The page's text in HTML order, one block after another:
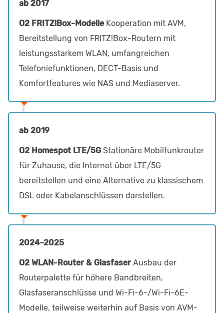
ab 2017
O2 FRITZ!Box-ModelleKooperation mit AVM,
Bereitstellung von FRITZ!Box-Routern mit
leistungsstarkem WLAN, umfangreichen
Telefoniefunktionen, DECT-Basis und
Komfortfeatures wie NAS und Mediaserver.
ab 2019
O2 Homespot LTE/5G Stationäre Mobilfunkrouter
für Zuhause, die Internet über LTE/5G
bereitstellen und eine Alternative zu klassischem
DSL oder Kabelanschlüssen darstellen.
2024–2025
O2 WLAN-Router & GlasfaserAusbau der
Routerpalette für höhere Bandbreiten,
Glasfaseranschlüsse und Wi-Fi-6-/Wi-Fi-6E-
Modelle, teilweise weiterhin auf Basis von AVM-